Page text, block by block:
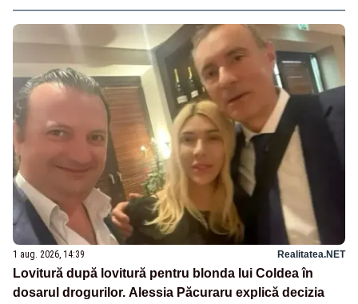
1 aug. 2026, 14:39 Realitatea.NET
Lovitură după lovitură pentru blonda lui Coldea în
dosarul drogurilor. Alessia Păcuraru explică decizia